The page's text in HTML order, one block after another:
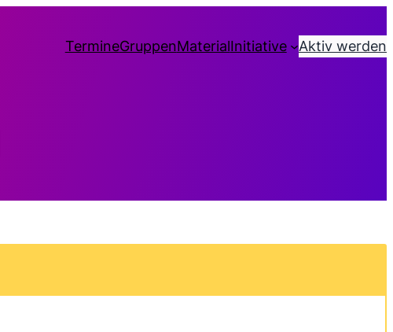
TermineGruppenMaterialInitiative Aktiv werden